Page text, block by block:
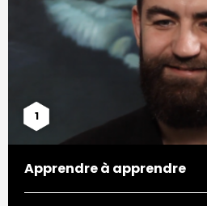
1
Apprendre à apprendre